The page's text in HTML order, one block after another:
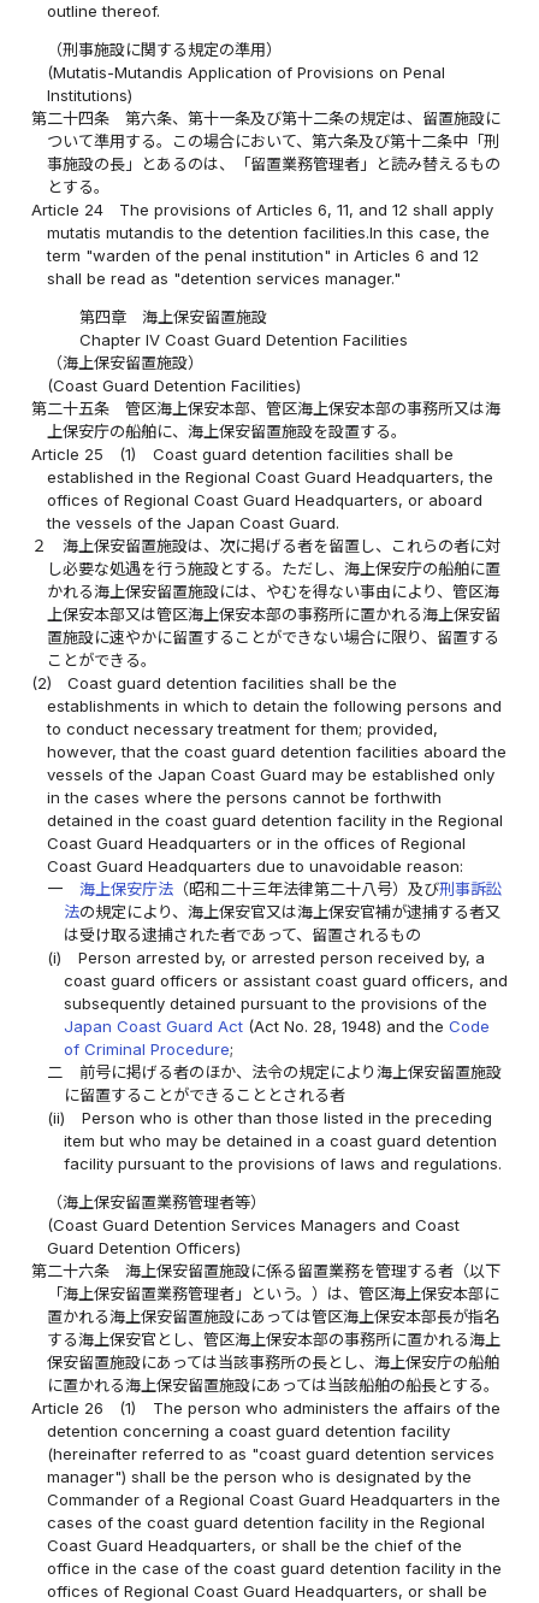
outline thereof.
（刑事施設に関する規定の準用）
(Mutatis-Mutandis Application of Provisions on Penal
Institutions)
第二十四条
第六条、第十一条及び第十二条の規定は、留置施設に
ついて準用する。この場合において、第六条及び第十二条中「刑
事施設の長」とあるのは、「留置業務管理者」と読み替えるもの
とする。
Article 24
The provisions of Articles 6, 11, and 12 shall apply
mutatis mutandis to the detention facilities.In this case, the
term "warden of the penal institution" in Articles 6 and 12
shall be read as "detention services manager."
第四章 海上保安留置施設
Chapter IV Coast Guard Detention Facilities
（海上保安留置施設）
(Coast Guard Detention Facilities)
第二十五条
管区海上保安本部、管区海上保安本部の事務所又は海
上保安庁の船舶に、海上保安留置施設を設置する。
Article 25
(1)
Coast guard detention facilities shall be
established in the Regional Coast Guard Headquarters, the
offices of Regional Coast Guard Headquarters, or aboard
the vessels of the Japan Coast Guard.
２
海上保安留置施設は、次に掲げる者を留置し、これらの者に対
し必要な処遇を行う施設とする。ただし、海上保安庁の船舶に置
かれる海上保安留置施設には、やむを得ない事由により、管区海
上保安本部又は管区海上保安本部の事務所に置かれる海上保安留
置施設に速やかに留置することができない場合に限り、留置する
ことができる。
(2)
Coast guard detention facilities shall be the
establishments in which to detain the following persons and
to conduct necessary treatment for them; provided,
however, that the coast guard detention facilities aboard the
vessels of the Japan Coast Guard may be established only
in the cases where the persons cannot be forthwith
detained in the coast guard detention facility in the Regional
Coast Guard Headquarters or in the offices of Regional
Coast Guard Headquarters due to unavoidable reason:
一
海上保安庁法（昭和二十三年法律第二十八号）及び刑事訴訟
法の規定により、海上保安官又は海上保安官補が逮捕する者又
は受け取る逮捕された者であって、留置されるもの
(i)
Person arrested by, or arrested person received by, a
coast guard officers or assistant coast guard officers, and
subsequently detained pursuant to the provisions of the
Japan Coast Guard Act (Act No. 28, 1948) and the Code
of Criminal Procedure;
二
前号に掲げる者のほか、法令の規定により海上保安留置施設
に留置することができることとされる者
(ii)
Person who is other than those listed in the preceding
item but who may be detained in a coast guard detention
facility pursuant to the provisions of laws and regulations.
（海上保安留置業務管理者等）
(Coast Guard Detention Services Managers and Coast
Guard Detention Officers)
第二十六条
海上保安留置施設に係る留置業務を管理する者（以下
「海上保安留置業務管理者」という。）は、管区海上保安本部に
置かれる海上保安留置施設にあっては管区海上保安本部長が指名
する海上保安官とし、管区海上保安本部の事務所に置かれる海上
保安留置施設にあっては当該事務所の長とし、海上保安庁の船舶
に置かれる海上保安留置施設にあっては当該船舶の船長とする。
Article 26
(1)
The person who administers the affairs of the
detention concerning a coast guard detention facility
(hereinafter referred to as "coast guard detention services
manager") shall be the person who is designated by the
Commander of a Regional Coast Guard Headquarters in the
cases of the coast guard detention facility in the Regional
Coast Guard Headquarters, or shall be the chief of the
office in the case of the coast guard detention facility in the
offices of Regional Coast Guard Headquarters, or shall be